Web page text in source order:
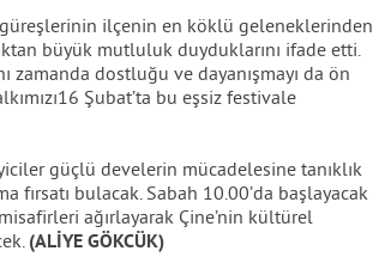
güreşlerinin ilçenin en köklü geleneklerinden
büyük mutluluk duyduklarını ifade etti.
zamanda dostluğu ve dayanışmayı da ön
Şubat’ta bu eşsiz festivale
güçlü develerin mücadelesine tanıklık
fırsatı bulacak. Sabah 10.00’da başlayacak
ağırlayarak Çine’nin kültürel
(ALİYE GÖKCÜK)